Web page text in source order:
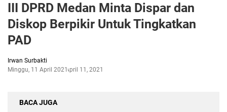
III DPRD Medan Minta Dispar dan
Diskop Berpikir Untuk Tingkatkan
PAD
Irwan Surbakti
Minggu, 11 April 2021April 11, 2021
BACA JUGA